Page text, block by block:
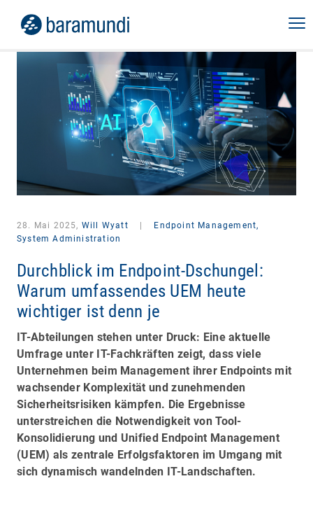
28. Mai 2025, Will Wyatt
Endpoint Management,
System Administration
Durchblick im Endpoint-Dschungel:
Warum umfassendes UEM heute
wichtiger ist denn je
IT-Abteilungen stehen unter Druck: Eine aktuelle
Umfrage unter IT-Fachkräften zeigt, dass viele
Unternehmen beim Management ihrer Endpoints mit
wachsender Komplexität und zunehmenden
Sicherheitsrisiken kämpfen. Die Ergebnisse
unterstreichen die Notwendigkeit von Tool-
Konsolidierung und Unified Endpoint Management
(UEM) als zentrale Erfolgsfaktoren im Umgang mit
sich dynamisch wandelnden IT-Landschaften.